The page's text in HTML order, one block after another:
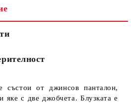
състои от джинсов панталон,
яке с две джобчета. Блузката е